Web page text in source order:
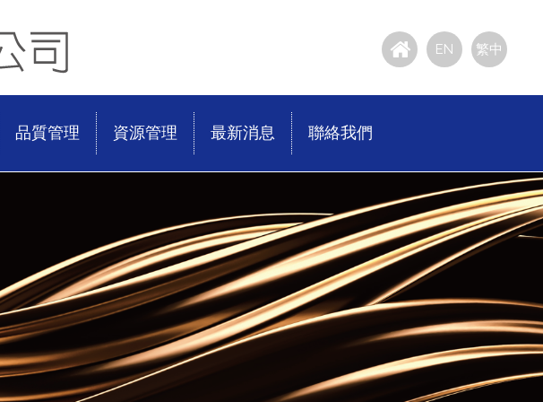
繁中
EN
品質管理 資源管理 最新消息 聯絡我們